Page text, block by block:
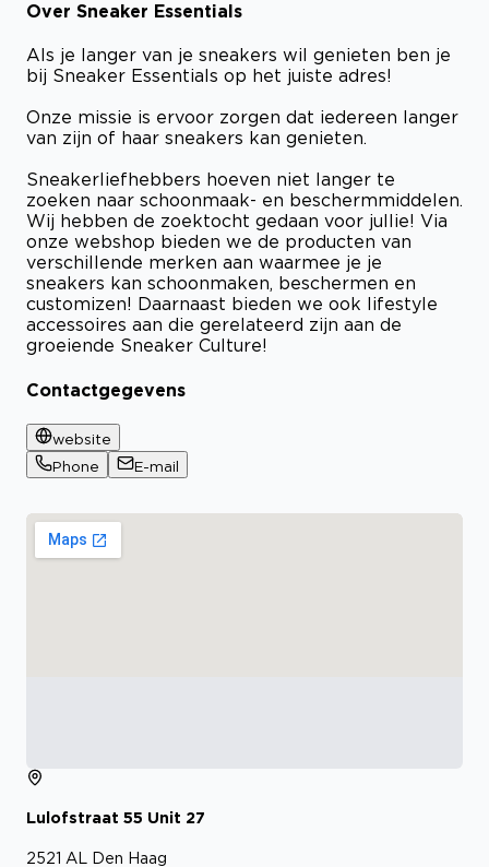
Over Sneaker Essentials
Als je langer van je sneakers wil genieten ben je
bij Sneaker Essentials op het juiste adres!
Onze missie is ervoor zorgen dat iedereen langer
van zijn of haar sneakers kan genieten.
Sneakerliefhebbers hoeven niet langer te
zoeken naar schoonmaak- en beschermmiddelen.
Wij hebben de zoektocht gedaan voor jullie! Via
onze webshop bieden we de producten van
verschillende merken aan waarmee je je
sneakers kan schoonmaken, beschermen en
customizen! Daarnaast bieden we ook lifestyle
accessoires aan die gerelateerd zijn aan de
groeiende Sneaker Culture!
Contactgegevens
website
Phone
E-mail
Lulofstraat 55 Unit 27
2521 AL Den Haag